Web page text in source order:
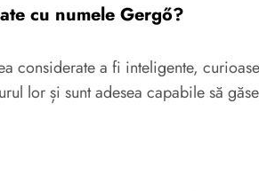
cu numele Gergő?
considerate a fi inteligente,
lor și sunt adesea capabile să